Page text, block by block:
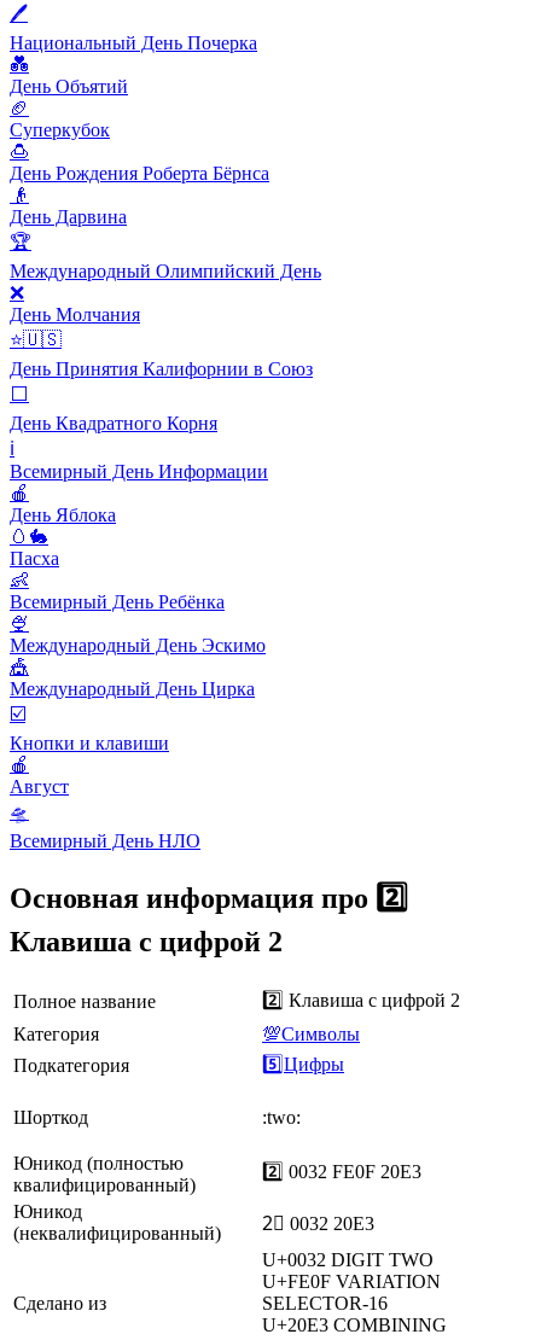
🖊
Национальный День Почерка
💑
День Объятий
🏈
Суперкубок
🍮
День Рождения Роберта Бёрнса
👴
День Дарвина
🏆
Международный Олимпийский День
❌
День Молчания
⭐️🇺🇸
День Принятия Калифорнии в Союз
⬜️
День Квадратного Корня
ℹ️
Всемирный День Информации
🍎
День Яблока
🥚🐇
Пасха
👶
Всемирный День Ребёнка
🍨
Международный День Эскимо
🎪
Международный День Цирка
☑️
Кнопки и клавиши
🍎
Август
🛸
Всемирный День НЛО
Основная информация про 2️⃣
Клавиша с цифрой 2
Полное название
2️⃣ Клавиша с цифрой 2
Категория
💯Символы
Подкатегория
5️⃣Цифры
Шорткод :two:
Юникод (полностью
квалифицированный)
2️⃣ 0032 FE0F 20E3
Юникод
(неквалифицированный)
2⃣ 0032 20E3
Сделано из
U+0032 DIGIT TWO
U+FE0F VARIATION
SELECTOR-16
U+20E3 COMBINING